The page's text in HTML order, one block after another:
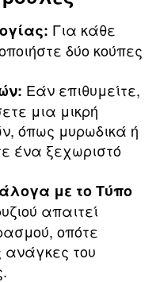
Για κάθε
δύο κούπες
Εάν επιθυμείτε,
μια μικρή
όπως μυρωδικά ή
ένα ξεχωριστό
με το Τύπο
απαιτεί
οπότε
ανάγκες του